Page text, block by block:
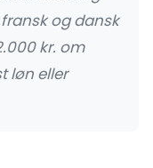
og dansk
kr. om
løn eller